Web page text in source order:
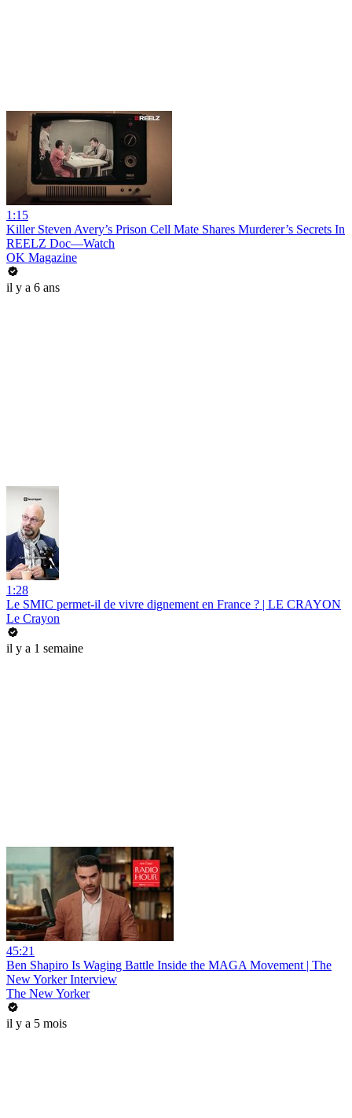
1:15
Killer Steven Avery’s Prison Cell Mate Shares Murderer’s Secrets In
REELZ Doc—Watch
OK Magazine
il y a 6 ans
1:28
Le SMIC permet-il de vivre dignement en France ? | LE CRAYON
Le Crayon
il y a 1 semaine
45:21
Ben Shapiro Is Waging Battle Inside the MAGA Movement | The
New Yorker Interview
The New Yorker
il y a 5 mois